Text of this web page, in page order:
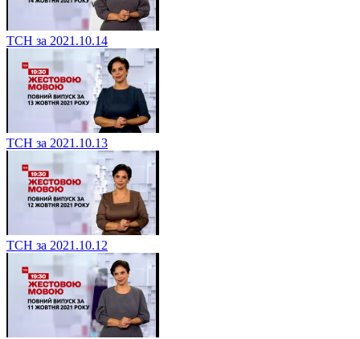
ТСН за 2021.10.14
ТСН за 2021.10.13
ТСН за 2021.10.12